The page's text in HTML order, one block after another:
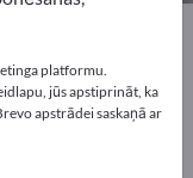
līdzekļi
platformu.
jūs apstiprināt, ka
apstrādei saskaņā ar